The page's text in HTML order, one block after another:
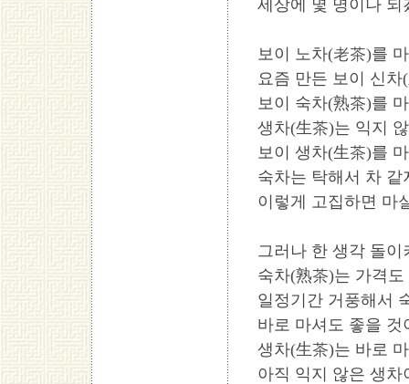
세상에 몇 명이나 되
보이 노차(老茶)를
요즘 만든 보이 신
보이 숙차(熟茶)를
생차(生茶)는 익지
보이 생차(生茶)를
숙차는 탁해서 차 같
이렇게 고집하면 마
그러나 한 생각 돌이
숙차(熟茶)는 가격
일정기간 거풍해서
바로 마셔도 좋을 것
생차(生茶)는 바로
아직 익지 않은 생차